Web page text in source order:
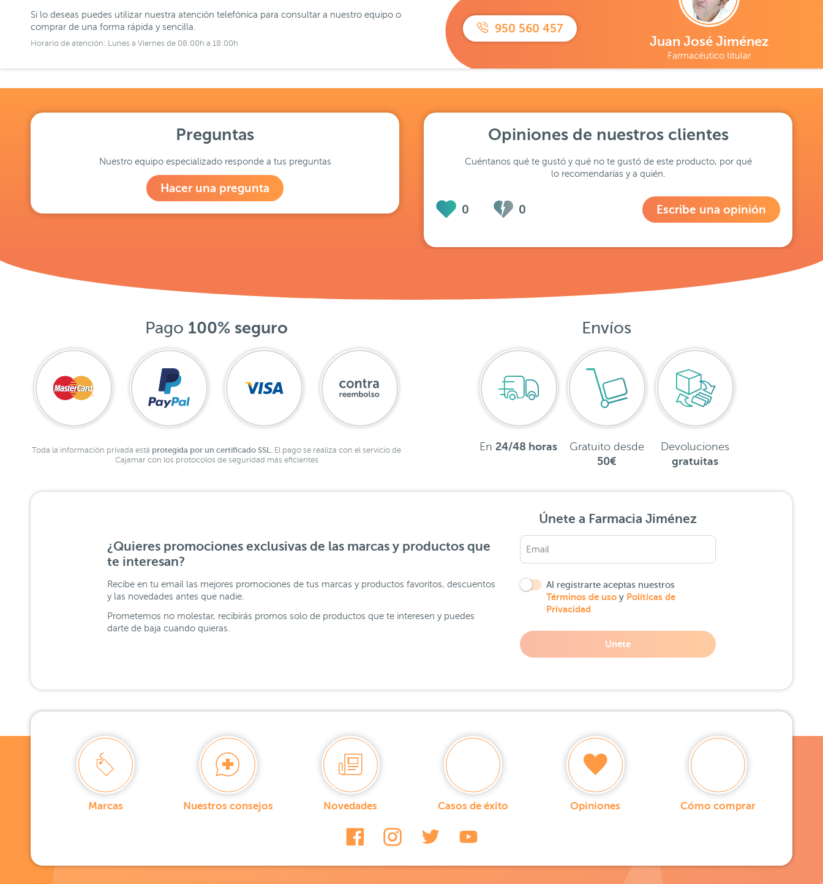
Si lo deseas puedes utilizar nuestra atención telefónica para consultar a nuestro equipo o
comprar de una forma rápida y sencilla.
Horario de atención: Lunes a Viernes de 08:00h a 18:00h
950 560 457
Juan José Jiménez
Farmacéutico titular
Preguntas
Nuestro equipo especializado responde a tus preguntas
Hacer una pregunta
Opiniones de nuestros clientes
Cuéntanos qué te gustó y qué no te gustó de este producto, por qué
lo recomendarías y a quién.
0 0 Escribe una opinión
Pago 100% seguro
Toda la información privada está protegida por un certificado SSL.
El pago se realiza con el servicio de
Cajamar con los protocolos de seguridad más eficientes
Envíos
En 24/48 horas
Gratuito desde
50€
Devoluciones
gratuitas
¿Quieres promociones exclusivas de las marcas y productos que
te interesan?
Recibe en tu email las mejores promociones de tus marcas y productos favoritos, descuentos
y las novedades antes que nadie.
Prometemos no molestar, recibirás promos solo de productos que te interesen y puedes
darte de baja cuando quieras.
Únete a Farmacia Jiménez
Al registrarte aceptas nuestros
Términos de uso y Políticas de
Privacidad
Unete
Marcas Nuestros consejos Novedades Casos de éxito Opiniones Cómo comprar